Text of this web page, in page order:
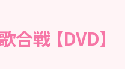
戦 【DVD】